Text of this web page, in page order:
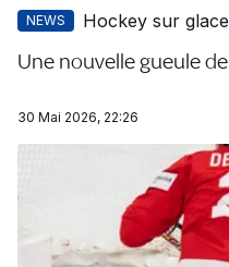
NEWS Hockey sur glace
Une nouvelle gueule
30 Mai 2026, 22:26